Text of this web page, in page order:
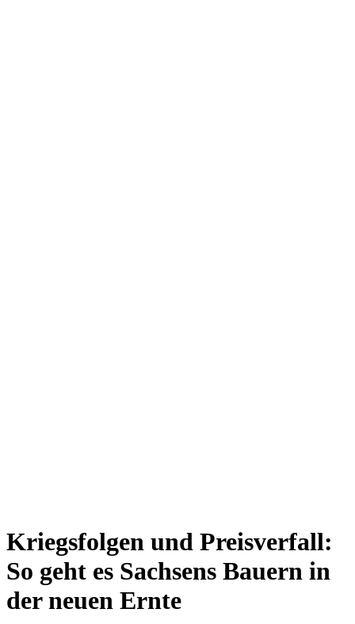
Kriegsfolgen und Preisverfall:
So geht es Sachsens Bauern in
der neuen Ernte